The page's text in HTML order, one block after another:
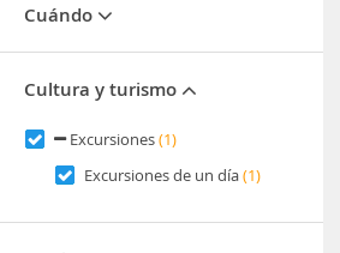
Cuándo
Cultura y turismo
Excursiones(1)
Excursiones de un día(1)